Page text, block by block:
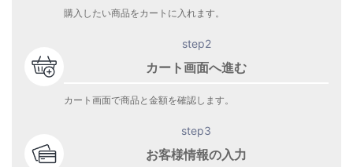
購入したい商品をカートに入れます。
step2
カート画面へ進む
カート画面で商品と金額を確認します。
step3
お客様情報の入力